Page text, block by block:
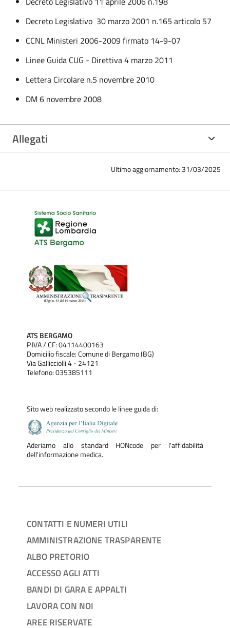
Decreto Legislativo 30 marzo 2001 n.165 articolo 57
CCNL Ministeri 2006-2009 firmato 14-9-07
Linee Guida CUG - Direttiva 4 marzo 2011
Lettera Circolare n.5 novembre 2010
DM 6 novembre 2008
Allegati
Ultimo aggiornamento: 31/03/2025
ATS BERGAMO
P.IVA / CF: 04114400163
Domicilio fiscale: Comune di Bergamo (BG)
Via Gallicciolli 4 - 24121
Telefono: 035385111
Sito web realizzato secondo le linee guida di:
Aderiamo allo standard HONcode per l'affidabilità
dell'informazione medica.
CONTATTI E NUMERI UTILI
AMMINISTRAZIONE TRASPARENTE
ALBO PRETORIO
ACCESSO AGLI ATTI
BANDI DI GARA E APPALTI
LAVORA CON NOI
AREE RISERVATE